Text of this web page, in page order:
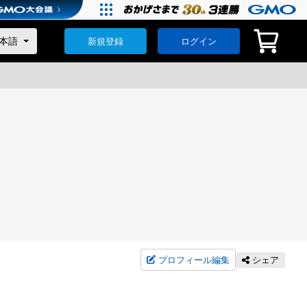
新規登録 ログイン
プロフィール編集 シェア